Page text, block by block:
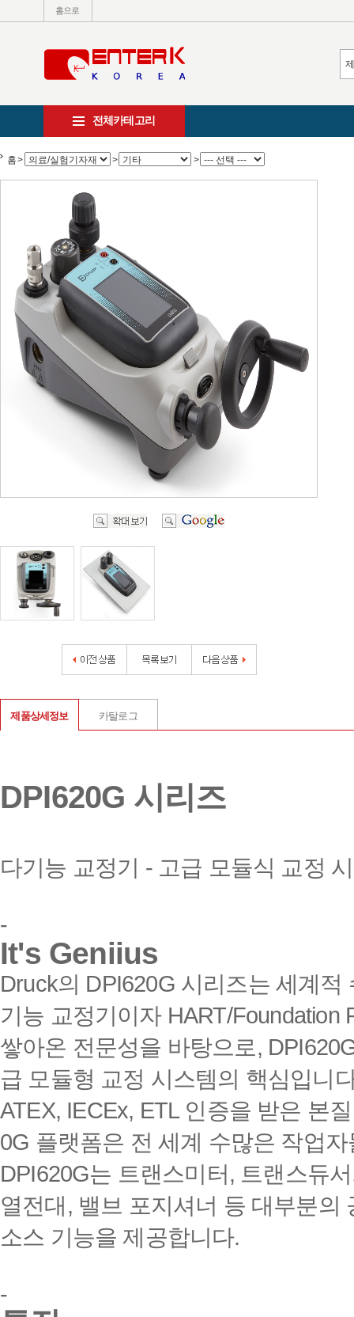
홈으로
전체카테고리
홈> > >
제품상세정보 카탈로그
DPI620G 시리즈
다기능 교정기 - 고급 모듈식 교정
-
It's Geniius
Druck의 DPI620G 시리즈는 세계적
기능 교정기이자HART/Foundation
쌓아온 전문성을 바탕으로 ,
급 모듈형 교정 시스템의 핵심입니
ATEX, IECEx, ETL 인증을 받은 본
0G 플랫폼은 전 세계 수많은 작업
DPI620G는 트랜스미터, 트랜스듀서
열전대, 밸브 포지셔너 등 대부분의
소스 기능을 제공합니다.
-